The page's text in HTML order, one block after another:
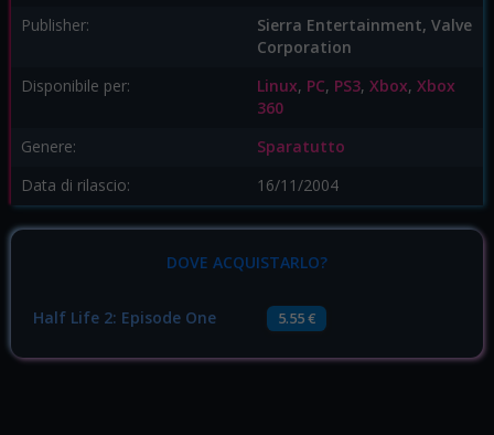
Publisher:
Sierra Entertainment, Valve
Corporation
Disponibile per:
Linux, PC, PS3, Xbox, Xbox
360
Genere:
Sparatutto
Data di rilascio:
16/11/2004
DOVE ACQUISTARLO?
Half Life 2: Episode One 5.55 €